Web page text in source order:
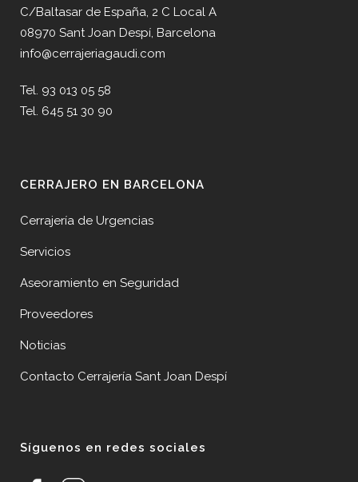
C/Baltasar de España, 2 C Local A
08970 Sant Joan Despí, Barcelona
info@cerrajeriagaudi.com
Tel. 93 013 05 58
Tel. 645 51 30 90
CERRAJERO EN BARCELONA
Cerrajería de Urgencias
Servicios
Aseoramiento en Seguridad
Proveedores
Noticias
Contacto Cerrajería Sant Joan Despí
Síguenos en redes sociales